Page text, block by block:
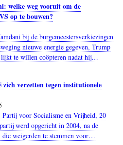
welke weg vooruit om de
op te bouwen?
bij de burgemeestersverkiezingen
nieuwe energie gegeven, Trump
lijkt te willen coöpteren nadat hij…
verzetten tegen institutionele
voor Socialisme en Vrijheid, 20
werd opgericht in 2004, na de
weigerden te stemmen voor…